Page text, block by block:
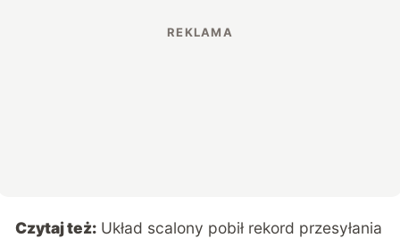
Czytaj też: Układ scalony pobił rekord przesyłania